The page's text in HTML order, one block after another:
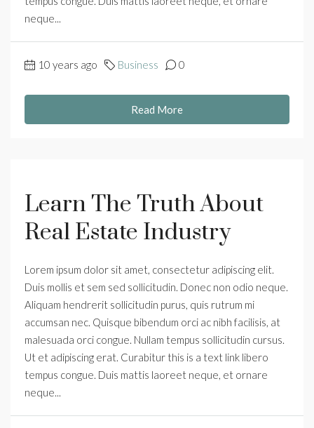
neque...
10 years ago Business 0
Read More
Learn The Truth About
Real Estate Industry
Lorem ipsum dolor sit amet, consectetur adipiscing elit.
Duis mollis et sem sed sollicitudin. Donec non odio neque.
Aliquam hendrerit sollicitudin purus, quis rutrum mi
accumsan nec. Quisque bibendum orci ac nibh facilisis, at
malesuada orci congue. Nullam tempus sollicitudin cursus.
Ut et adipiscing erat. Curabitur this is a text link libero
tempus congue. Duis mattis laoreet neque, et ornare
neque...